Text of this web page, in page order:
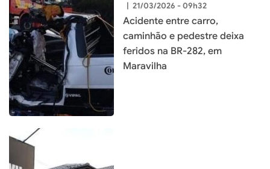
| 21/03/2026 - 09h32
Acidente entre carro,
caminhão e pedestre deixa
feridos na BR-282, em
Maravilha